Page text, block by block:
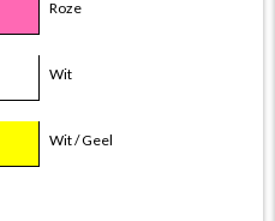
Roze
Wit
Wit / Geel